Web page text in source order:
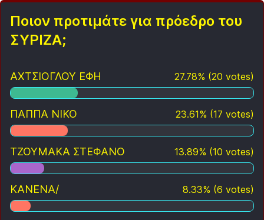
Ποιον προτιμάτε για πρόεδρο του
ΣΥΡΙΖΑ;
ΑΧΤΣΙΟΓΛΟΥ ΕΦΗ 27.78% (20 votes)
ΠΑΠΠΑ ΝΙΚΟ 23.61% (17 votes)
ΤΖΟΥΜΑΚΑ ΣΤΕΦΑΝΟ 13.89% (10 votes)
ΚΑΝΕΝΑ/ 8.33% (6 votes)